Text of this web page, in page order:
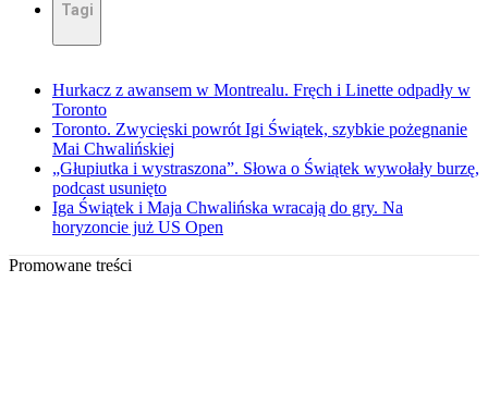
Tagi
Hurkacz z awansem w Montrealu. Fręch i Linette odpadły w
Toronto
Toronto. Zwycięski powrót Igi Świątek, szybkie pożegnanie
Mai Chwalińskiej
„Głupiutka i wystraszona”. Słowa o Świątek wywołały burzę,
podcast usunięto
Iga Świątek i Maja Chwalińska wracają do gry. Na
horyzoncie już US Open
Promowane treści